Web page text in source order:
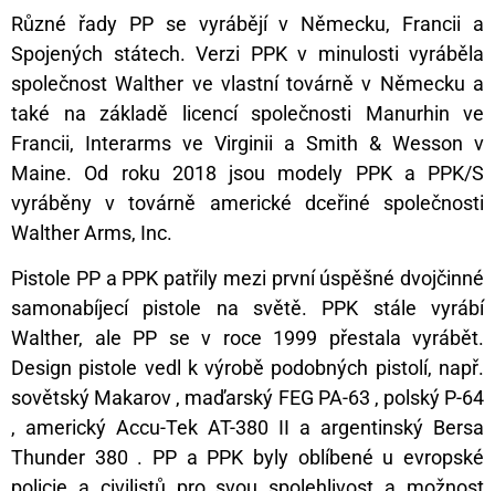
Různé řady PP se vyrábějí v Německu, Francii a
Spojených státech. Verzi PPK v minulosti vyráběla
společnost Walther ve vlastní továrně v Německu a
také na základě licencí společnosti Manurhin ve
Francii, Interarms ve Virginii a Smith & Wesson v
Maine. Od roku 2018 jsou modely PPK a PPK/S
vyráběny v továrně americké dceřiné společnosti
Walther Arms, Inc.
Pistole PP a PPK patřily mezi první úspěšné dvojčinné
samonabíjecí pistole na světě. PPK stále vyrábí
Walther, ale PP se v roce 1999 přestala vyrábět.
Design pistole vedl k výrobě podobných pistolí, např.
sovětský Makarov , maďarský FEG PA-63 , polský P-64
, americký Accu-Tek AT-380 II a argentinský Bersa
Thunder 380 . PP a PPK byly oblíbené u evropské